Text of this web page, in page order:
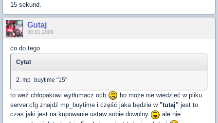
15 sekund.
Gutaj
30.01.2009
co do tego
Cytat
2. mp_buytime "15"
to weź chłopakowi wytłumacz ocb
bo może nie wiedzieć w pliku
server.cfg znajdź mp_buytime i część jaka będzie w "tutaj" jest to
czas jaki jest na kupowanie ustaw sobie dowolny
ale nie